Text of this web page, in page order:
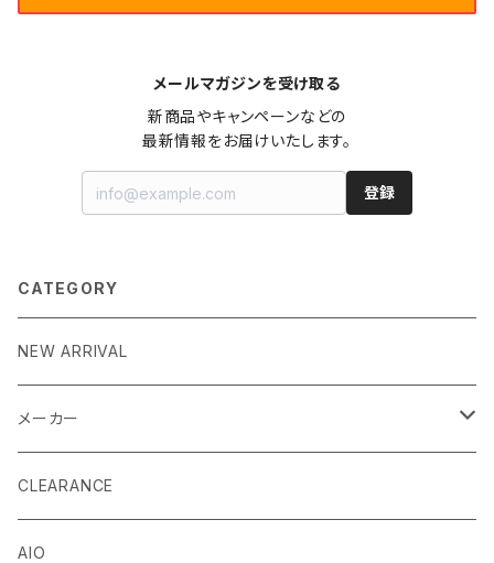
メールマガジンを受け取る
新商品やキャンペーンなどの
最新情報をお届けいたします。
登録
CATEGORY
NEW ARRIVAL
メーカー
EK by LM Tek
Stealkey Customs (coming soon)
CLEARANCE
AIO